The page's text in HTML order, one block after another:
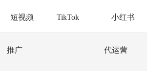
短视频
推广
TikTok 小红书
代运营